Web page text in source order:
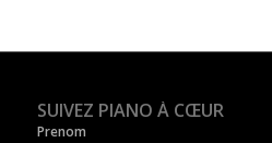
SUIVEZ PIANO À CŒUR
Prenom